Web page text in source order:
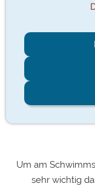
Um am
sehr wichtig